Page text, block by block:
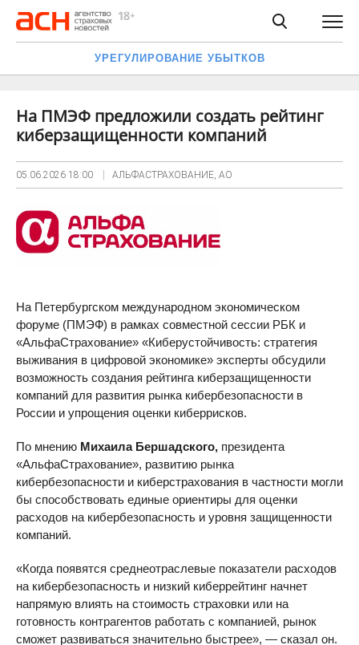
УРЕГУЛИРОВАНИЕ УБЫТКОВ
На ПМЭФ предложили создать рейтинг
киберзащищенности компаний
05.06.2026 18:00 АЛЬФАСТРАХОВАНИЕ, АО
На Петербургском международном экономическом
форуме (ПМЭФ) в рамках совместной сессии РБК и
«АльфаСтрахование» «Киберустойчивость: стратегия
выживания в цифровой экономике» эксперты обсудили
возможность создания рейтинга киберзащищенности
компаний для развития рынка кибербезопасности в
России и упрощения оценки киберрисков.
По мнению Михаила Бершадского, президента
«АльфаСтрахование», развитию рынка
кибербезопасности и киберстрахования в частности могли
бы способствовать единые ориентиры для оценки
расходов на кибербезопасность и уровня защищенности
компаний.
«Когда появятся среднеотраслевые показатели расходов
на кибербезопасность и низкий киберрейтинг начнет
напрямую влиять на стоимость страховки или на
готовность контрагентов работать с компанией, рынок
сможет развиваться значительно быстрее», — сказал он.